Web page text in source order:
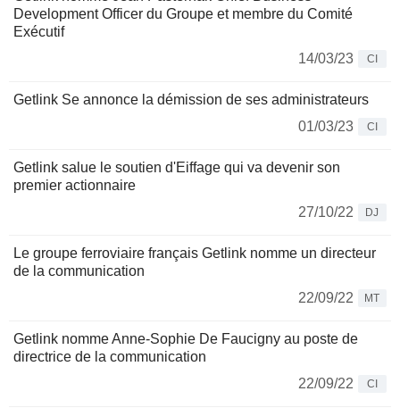
Development Officer du Groupe et membre du Comité
Exécutif
14/03/23
CI
Getlink Se annonce la démission de ses administrateurs
01/03/23
CI
Getlink salue le soutien d'Eiffage qui va devenir son
premier actionnaire
27/10/22
DJ
Le groupe ferroviaire français Getlink nomme un directeur
de la communication
22/09/22
MT
Getlink nomme Anne-Sophie De Faucigny au poste de
directrice de la communication
22/09/22
CI